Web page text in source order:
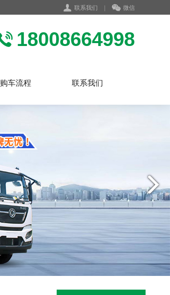
联系我们 | 微信
18008664998
购车流程 联系我们